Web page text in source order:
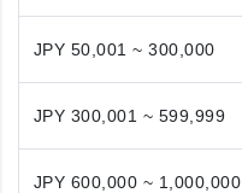
JPY 50,001 ~ 300,000
JPY 300,001 ~ 599,999
JPY 600,000 ~ 1,000,000